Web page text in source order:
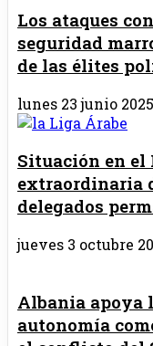
Los ataques
seguridad
de las élites
lunes 23 junio
Situación en el
extraordinaria
delegados
jueves 3 octubre
Albania apoya
autonomía